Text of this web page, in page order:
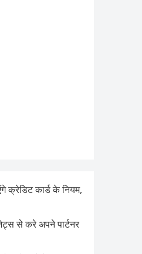
क्रेडिट कार्ड के नियम,
से करे अपने पार्टनर